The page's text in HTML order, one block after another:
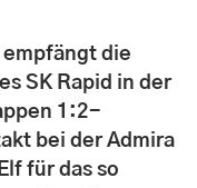
die
SK Rapid in der
1:2-
bei der Admira
für das so